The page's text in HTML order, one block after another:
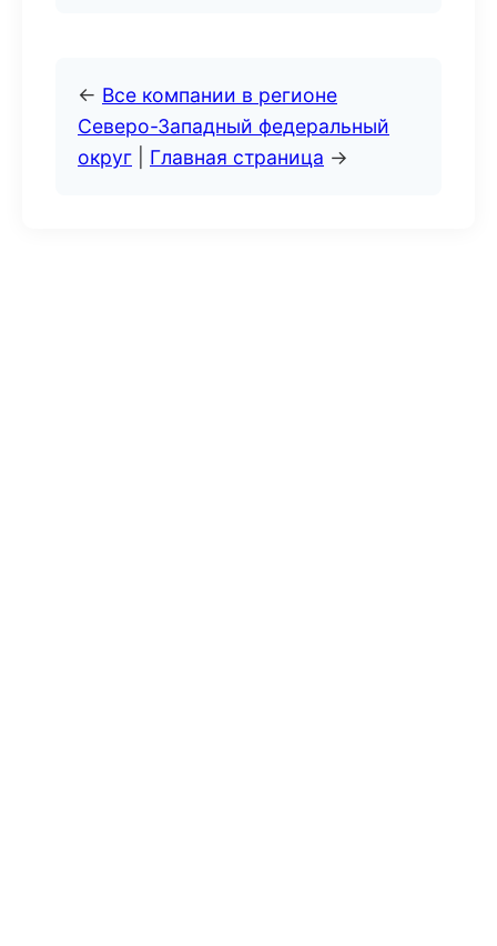
← Все компании в регионе
Северо-Западный федеральный
округ
Главная страница →